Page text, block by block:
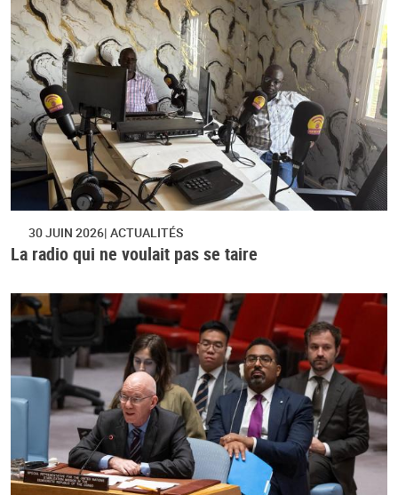
30 JUIN 2026 ACTUALITÉS
La radio qui ne voulait pas se taire